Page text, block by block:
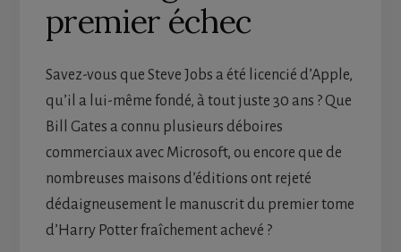
premier échec
Savez-vous que Steve Jobs a été licencié d’Apple,
qu’il a lui-même fondé, à tout juste 30 ans ? Que
Bill Gates a connu plusieurs déboires
commerciaux avec Microsoft, ou encore que de
nombreuses maisons d’éditions ont rejeté
dédaigneusement le manuscrit du premier tome
d’Harry Potter fraîchement achevé ?